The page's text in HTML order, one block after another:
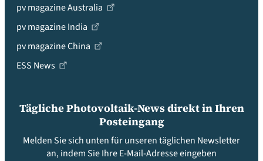
pv magazine Australia
pv magazine India
pv magazine China
ESS News
Tägliche Photovoltaik-News direkt in Ihren
Posteingang
Melden Sie sich unten für unseren täglichen Newsletter
an, indem Sie Ihre E-Mail-Adresse eingeben